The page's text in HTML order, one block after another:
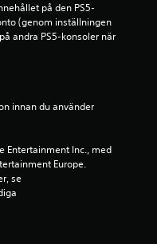
på den PS5-
(genom inställningen
andra PS5-konsoler när
Entertainment Inc., med
Europe.
se